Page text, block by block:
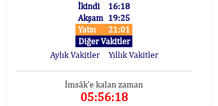
İkindi
16:18
Akşam 19:25
Yatsı
21:01
Diğer Vakitler
Aylık Vakitler
Yıllık Vakitler
İmsâk'e kalan zaman
05:56:17